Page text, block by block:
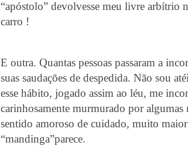
“apóstolo” devolvesse meu livre arbítrio
carro !
E outra. Quantas pessoas passaram a
suas saudações de despedida. Não sou
esse hábito, jogado assim ao léu, me
carinhosamente murmurado por
sentido amoroso de cuidado, muito
“mandinga”parece.